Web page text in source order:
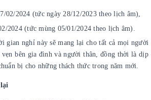
02/2024 (tức ngày 28/12/2023 theo lịch âm),
2024 (tức mùng 05/01/2024 theo lịch âm).
gian nghỉ này sẽ mang lại cho tất cả mọi người
vẹn bên gia đình và người thân, đồng thời là dịp
bị cho những thách thức trong năm mới.